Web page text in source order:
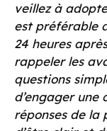
veillez à
est préférable
24 heures
rappeler les
questions
d’engager une
réponses de